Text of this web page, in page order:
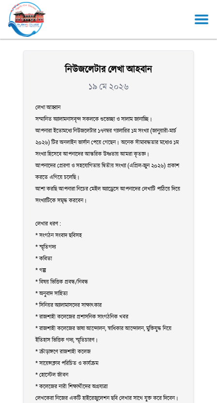
নিউজলেটার লেখা আহবান
১৯ মে ২০২৬
লেখা আহ্বান
সম্মানিত অ্যালামনাসবৃন্দ সকলকে শুভেচ্ছা ও সালাম জানাচ্ছি।
আপনারা ইতোমধ্যে নিউজলেটার ১৭নম্বর গ্যালারির ১ম সংখ্যা (জানুয়ারী-মার্চ
২০২৬) টির অনলাইন ভার্সান পেয়ে গেছেন। অনেক সীমাবদ্ধতার মধ্যেও ১ম
সংখ্যা হিসেবে আপনাদের আন্তরিক উষ্ণতায় আমরা কৃতজ্ঞ।
আপনাদের প্রেরণা ও সহযোগিতায় দ্বিতীয় সংখ্যা (এপ্রিল-জুন ২০২৬) প্রকাশ
করতে এগিয়ে চলেছি।
আশা করছি আপনারা নিচের মেইল অ্যাড্রেসে আপনাদের লেখাটি পাঠিয়ে দিয়ে
সংখ্যাটিকে সমৃদ্ধ করবেন।
লেখার ধরণ :
* সংগঠন সংবাদ ছবিসহ
* স্মৃতিগদ্য
* কবিতা
* গল্প
* বিষয় ভিত্তিক প্রবন্ধ/নিবন্ধ
* অনুবাদ সাহিত্য
* সিনিয়র অ্যালামাসদের সাক্ষাৎকার
* রাজশাহী কলেজের প্রশাসনিক সাংগঠনিক খবর
* রাজশাহী কলেজের ভাষা আন্দোলন, স্বাধিকার আন্দোলন, মুক্তিযুদ্ধ নিয়ে
ইতিহাস ভিত্তিক গদ্য, স্মৃতিচারণ।
* ক্রীড়াঙ্গণে রাজশাহী কলেজ
* সায়েন্সক্লাব পরিচিত ও কার্যক্রম
* হোস্টেল জীবন
* কলেজের নারী শিক্ষার্থীদের অগ্রযাত্রা
লেখকেরা নিজের একটি হাইরেজুলেশন ছবি লেখার সাথে যুক্ত করে দিবেন।